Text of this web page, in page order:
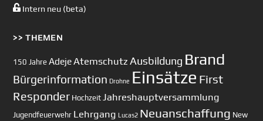
Intern neu (beta)
>> THEMEN
150 Jahre AdejeAtemschutz Ausbildung Brand
Bürgerinformation Drohne Einsätze First
Responder Hochzeit Jahreshauptversammlung
Jugendfeuerwehr Lehrgang Lucas2 Neuanschaffung New